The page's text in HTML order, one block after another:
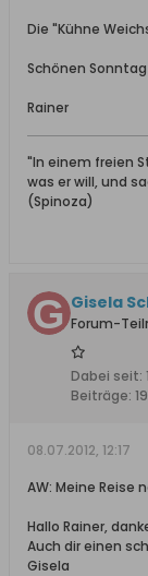
Die "Kühne
Schönen Sonntag
Rainer
"In einem freien
was er will, und
(Spinoza)
Gisela
Forum-
Dabei seit:
Beiträge:
08.07.2012, 12:17
AW: Meine Reise
Hallo Rainer,
Auch dir einen
Gisela